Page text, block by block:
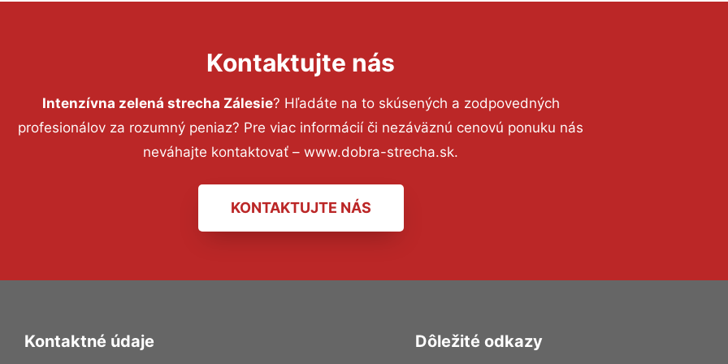
Kontaktujte nás
Intenzívna zelená strecha Zálesie? Hľadáte na to skúsených a zodpovedných
profesionálov za rozumný peniaz? Pre viac informácií či nezáväznú cenovú ponuku nás
neváhajte kontaktovať – www.dobra-strecha.sk.
KONTAKTUJTE NÁS
Kontaktné údaje Dôležité odkazy